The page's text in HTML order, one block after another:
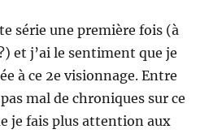
série une première fois (à
et j’ai le sentiment que je
à ce 2e visionnage. Entre
mal de chroniques sur ce
je fais plus attention aux